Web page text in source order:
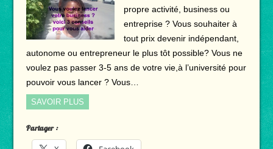
propre activité, business ou
entreprise ? Vous souhaiter à
tout prix devenir indépendant,
autonome ou entrepreneur le plus tôt possible? Vous ne
voulez pas passer 3-5 ans de votre vie,à l’université pour
pouvoir vous lancer ? Vous…
SAVOIR PLUS
Partager :